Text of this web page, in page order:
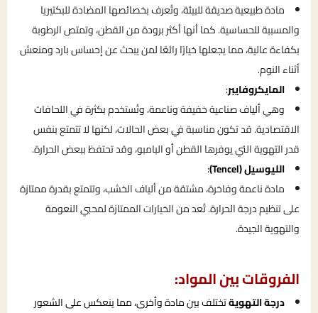
مادة طبيعية صديقة للبيئة، وتُعرف بخصائصها المضادة للبكتيريا
والمسببة للحساسية. كما أنها أكثر برودة من القطن، وتمتص الرطوبة
بكفاءة عالية، مما يجعلها خيارًا رائعًا لمن يبحث عن إحساس بارد ومنعش
أثناء النوم.
المايكروفايبر:
وهي ألياف صناعية خفيفة وناعمة، وتُستخدم بكثرة في اللحافات
الاقتصادية. قد تكون مناسبة في بعض الحالات، لكنها لا تتمتع بنفس
قدر التهوية التي يوفرها القطن أو البامبو، وقد تحتفظ ببعض الحرارة.
الليوسيل (Tencel)
:
مادة ناعمة وفاخرة، مشتقة من ألياف الخشب، وتتمتع بقدرة ممتازة
على تنظيم درجة الحرارة. تُعد من الخيارات الممتازة لمحبي النعومة
والتهوية الجيدة.
الفروقات بين المواد:
درجة التهويةتختلف بين مادة وأخرى، مما ينعكس على الشعور